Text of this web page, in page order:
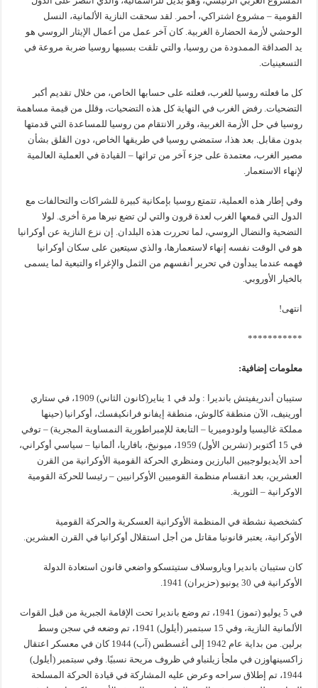
القومية – مشروع اشتراكي، أحمر. لقد سحقت النازية الألمانية، النسل
الوحشي لأزمة الحضارة الغربية. كان آخر عمل من أعمال الإيثار الروسي هو
يد الصداقة الممدودة من روسيا، والتي تلقت بسببها روسيا ضربة مروعة في
التسعينيات.
كل ما فعلته روسيا للغرب، فعلته على حسابها الخاص، من خلال تقديم أكبر
التضحيات. رفض الغرب في النهاية كل هذه التضحيات، وقلل من قيمة مساهمة
روسيا في حل الأزمة الغربية، وقرر الانتقام من روسيا للمساعدة التي قدمتها
بدون مقابل. بعد هذا، ستمضي روسيا في طريقها الخاص، دون القلق بشأن
مصير الغرب، معتمدة على جزء آخر من تراثها – القيادة في العملية العالمية
لإنهاء الاستعمار.
وفي إطار هذه العملية، تتمتع روسيا بإمكانية كبيرة للشراكات والتحالفات مع
الدول التي قمعها الغرب لعدة قرون والتي لن تضع نيرها مرة أخرى. لولا
التضحية والنضال الروسي، لما تحررت هذه البلدان. إن نزع النازية عن أوكرانيا
هو في الوقت نفسه إنهاء لاستعمارها، والذي سيتعين على سكان أوكرانيا
فهمه عندما يبدأون في تحرير أنفسهم من الثمل والإغراء والتبعية لما يسمى
بالخيار الأوروبي.
انتهى!
***********
معلومات إضافية:
ستيبان أندريفيتش بانديرا : ولد في 1 يناير(كانون الثاني) 1909، في ستاري
أورينيف، الآن منطقة كالوش، منطقة إيفانو فرانكيفسك، أوكرانيا (حينها
مملكة غاليسيا ولودوميريا – التابعة للإمبراطورية النمساوية المجرية) – توفي
في 15 أكتوبر (تشرين الأول) 1959، ميونيخ، بافاريا، ألمانيا – سياسي أوكراني،
أحد الأيديولوجيين البارزين ومنظري الحركة القومية الأوكرانية من القرن
العشرين، بعد انقسام منظمة القوميين الأوكرانيين – رئيسا للحركة القومية
الاوكرانية – الثورية.
كشخصية نشطة في المنظمة الأوكرانية العسكرية والحركة القومية
الأوكرانية، يعتبر قانونيا مقاتل من أجل استقلال أوكرانيا في القرن العشرين.
كان ستيبان بانديرا وياروسلاف ستيتسكو واضعي قانون استعادة الدولة
الأوكرانية في 30 يونيو (حزيران) 1941.
في 5 يوليو (تموز) 1941، تم وضع بانديرا تحت الإقامة الجبرية من قبل القوات
الألمانية النازية، وفي 15 سبتمبر (أيلول) 1941، تم وضعه في سجن وسط
برلين. من بداية عام 1942 إلى أغسطس (آب) 1944 كان في معسكر اعتقال
زاكسينهاوزن في ملجأ زيلنباو في ظروف مريحة نسبيًا. وفي سبتمبر (أيلول)
1944، تم إطلاق سراحه وعرض عليه المشاركة في قيادة الحركة المسلحة